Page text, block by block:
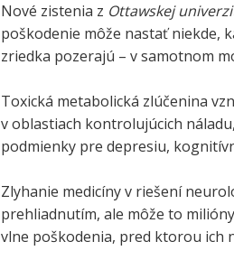
Nové zistenia z Ottawskej
poškodenie môže nastať niekde,
zriedka pozerajú – v samotnom
Toxická metabolická zlúčenina
v oblastiach kontrolujúcich
podmienky pre depresiu,
Zlyhanie medicíny v riešení
prehliadnutím, ale môže to
vlne poškodenia, pred ktorou ich